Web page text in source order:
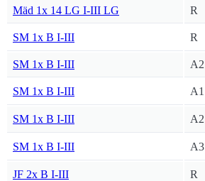
Mäd 1x 14 LG I-III LG R
SM 1x B I-III R
SM 1x B I-III A2
SM 1x B I-III A1
SM 1x B I-III A2
SM 1x B I-III A3
JF 2x B I-III R